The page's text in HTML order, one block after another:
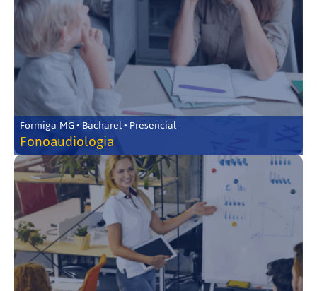
Formiga-MG • Bacharel • Presencial
Fonoaudiologia